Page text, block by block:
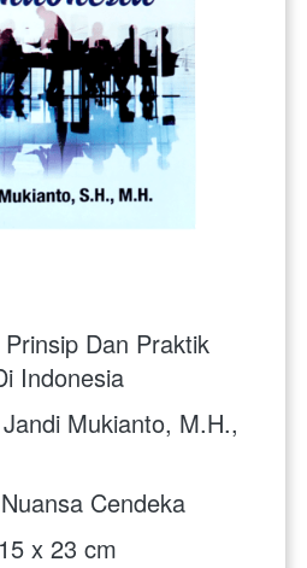
Prinsip Dan Praktik
Indonesia
Mukianto, M.H.,
Cendeka
x 23 cm